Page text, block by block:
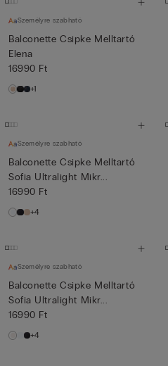
Személyre szabható
Balconette Csipke Melltartó
Elena
16990 Ft
+1
Személyre szabható
Balconette Csipke Melltartó
Sofia Ultralight Mikr...
16990 Ft
+4
Személyre szabható
Balconette Csipke Melltartó
Sofia Ultralight Mikr...
16990 Ft
+4